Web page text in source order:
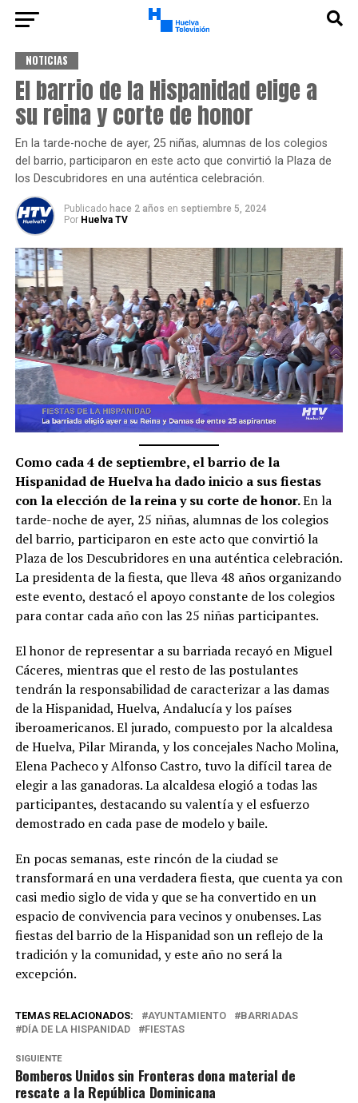
NOTICIAS
El barrio de la Hispanidad elige a
su reina y corte de honor
En la tarde-noche de ayer, 25 niñas, alumnas de los colegios
del barrio, participaron en este acto que convirtió la Plaza de
los Descubridores en una auténtica celebración.
Publicado hace 2 años en septiembre 5, 2024
Por Huelva TV
Como cada 4 de septiembre, el barrio de la
Hispanidad de Huelva ha dado inicio a sus fiestas
con la elección de la reina y su corte de honor.En la
tarde-noche de ayer, 25 niñas, alumnas de los colegios
del barrio, participaron en este acto que convirtió la
Plaza de los Descubridores en una auténtica celebración.
La presidenta de la fiesta, que lleva 48 años organizando
este evento, destacó el apoyo constante de los colegios
para contar cada año con las 25 niñas participantes.
El honor de representar a su barriada recayó en Miguel
Cáceres, mientras que el resto de las postulantes
tendrán la responsabilidad de caracterizar a las damas
de la Hispanidad, Huelva, Andalucía y los países
iberoamericanos. El jurado, compuesto por la alcaldesa
de Huelva, Pilar Miranda, y los concejales Nacho Molina,
Elena Pacheco y Alfonso Castro, tuvo la difícil tarea de
elegir a las ganadoras. La alcaldesa elogió a todas las
participantes, destacando su valentía y el esfuerzo
demostrado en cada pase de modelo y baile.
En pocas semanas, este rincón de la ciudad se
transformará en una verdadera fiesta, que cuenta ya con
casi medio siglo de vida y que se ha convertido en un
espacio de convivencia para vecinos y onubenses. Las
fiestas del barrio de la Hispanidad son un reflejo de la
tradición y la comunidad, y este año no será la
excepción.
TEMAS RELACIONADOS: AYUNTAMIENTO
BARRIADAS
DÍA DE LA HISPANIDAD
FIESTAS
SIGUIENTE
Bomberos Unidos sin Fronteras dona material de
rescate a la República Dominicana